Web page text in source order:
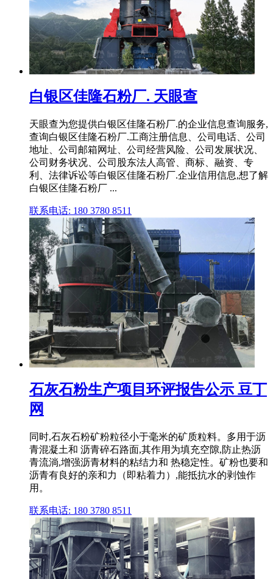
白银区佳隆石粉厂. 天眼查
天眼查为您提供白银区佳隆石粉厂.的企业信息查询服务,
查询白银区佳隆石粉厂.工商注册信息、公司电话、公司
地址、公司邮箱网址、公司经营风险、公司发展状况、
公司财务状况、公司股东法人高管、商标、融资、专
利、法律诉讼等白银区佳隆石粉厂.企业信用信息,想了解
白银区佳隆石粉厂 ...
联系电话: 180 3780 8511
石灰石粉生产项目环评报告公示 豆丁
网
同时,石灰石粉矿粉粒径小于毫米的矿质粒料。多用于沥
青混凝土和 沥青碎石路面,其作用为填充空隙,防止热沥
青流淌,增强沥青材料的粘结力和 热稳定性。矿粉也要和
沥青有良好的亲和力（即粘着力）,能抵抗水的剥蚀作
用。
联系电话: 180 3780 8511